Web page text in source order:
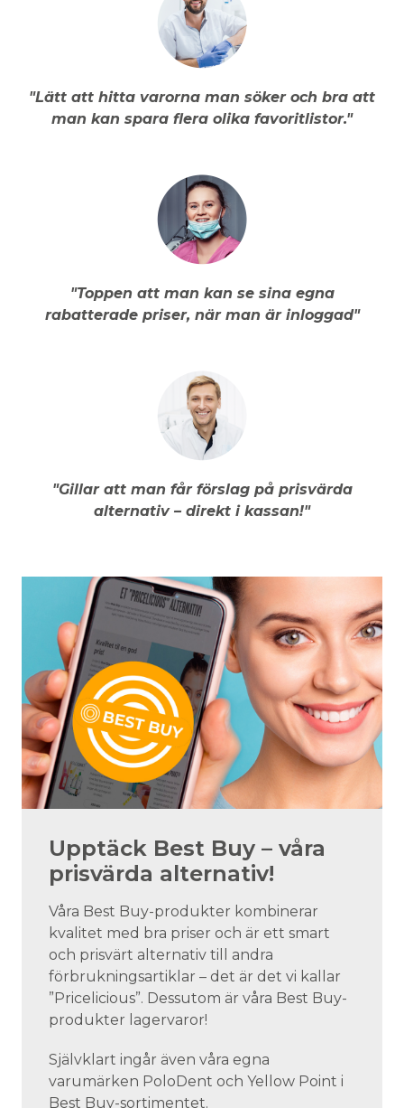
"Lätt att hitta varorna man söker och bra att
man kan spara flera olika favoritlistor."
"Toppen att man kan se sina egna
rabatterade priser, när man är inloggad"
"Gillar att man får förslag på prisvärda
alternativ – direkt i kassan!"
Upptäck Best Buy – våra
prisvärda alternativ!
Våra Best Buy-produkter kombinerar
kvalitet med bra priser och är ett smart
och prisvärt alternativ till andra
förbrukningsartiklar – det är det vi kallar
”Pricelicious”. Dessutom är våra Best Buy-
produkter lagervaror!
Självklart ingår även våra egna
varumärken PoloDent och Yellow Point i
Best Buy-sortimentet.